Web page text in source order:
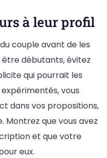
à leur profil
couple avant de les
débutants, évitez
qui pourrait les
expérimentés, vous
dans vos propositions,
Montrez que vous avez
et que votre
eux.